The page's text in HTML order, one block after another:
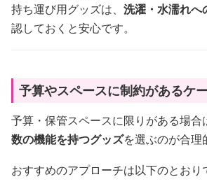
持ち運び用グッズは、 洗濯・水濡れへ
認しておくと安心です。
予算やスペースに制約があるケ
予算・保管スペースに限りがある場合
数の機能を持つグッズを選ぶのが合理
おすすめのアプローチは以下のとおり